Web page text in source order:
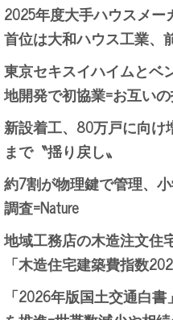
2025年度大手ハウスメ
首位は大和ハウス工業、
東京セキスイハイムとベ
地開発で初協業=お互い
新設着工、80万戸に向け
まで〝揺り戻し〟
約7割が物理鍵で管理、
調査=Nature
地域工務店の木造注文住
「木造住宅建築費指数
「2026年版国土交通白